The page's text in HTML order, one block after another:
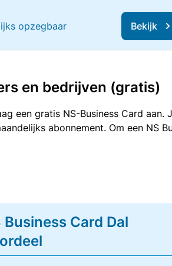
opzegbaar Bekijk
en bedrijven (gratis)
een gratis NS-Business Card
abonnement. Om een NS
Business Card Dal